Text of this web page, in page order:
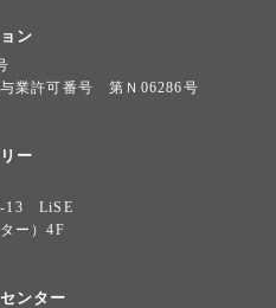
ン
業許可番号 第Ｎ06286号
ー
13 LiSE
ー）4F
ンター